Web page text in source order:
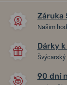
Záruka
Našim
Dárky
Švýcarský
90 dní